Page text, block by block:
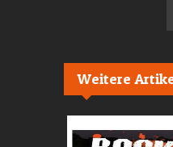
Weitere